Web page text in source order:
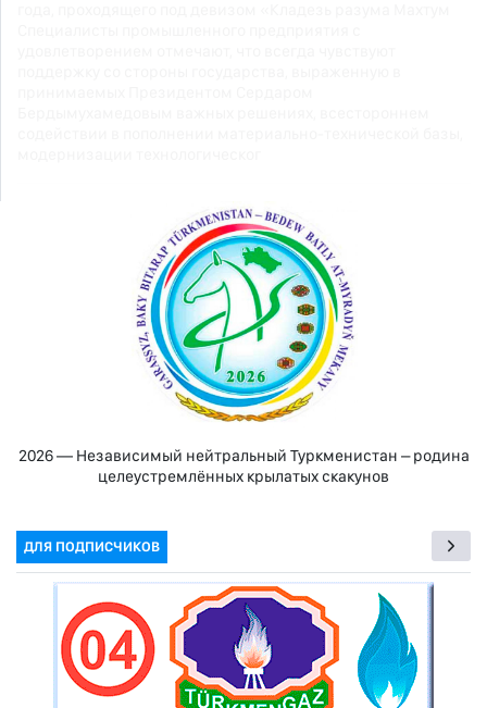
2026 — Независимый нейтральный Туркменистан – родина
целеустремлённых крылатых скакунов
ДЛЯ ПОДПИСЧИКОВ